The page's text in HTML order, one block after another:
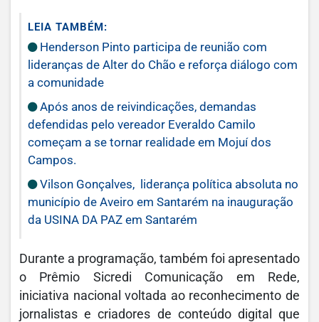
LEIA TAMBÉM:
Henderson Pinto participa de reunião com
lideranças de Alter do Chão e reforça diálogo com
a comunidade
Após anos de reivindicações, demandas
defendidas pelo vereador Everaldo Camilo
começam a se tornar realidade em Mojuí dos
Campos.
Vilson Gonçalves, liderança política absoluta no
município de Aveiro em Santarém na inauguração
da USINA DA PAZ em Santarém
Durante a programação, também foi apresentado
o Prêmio Sicredi Comunicação em Rede,
iniciativa nacional voltada ao reconhecimento de
jornalistas e criadores de conteúdo digital que